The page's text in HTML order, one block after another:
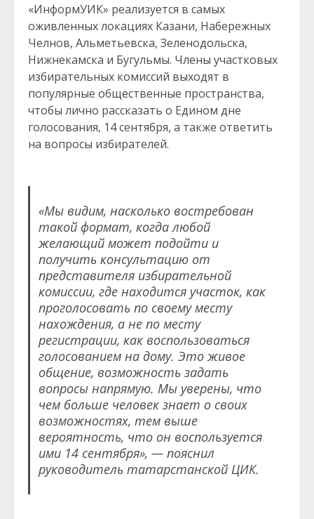
«ИнформУИК» реализуется в самых
оживленных локациях Казани, Набережных
Челнов, Альметьевска, Зеленодольска,
Нижнекамска и Бугульмы. Члены участковых
избирательных комиссий выходят в
популярные общественные пространства,
чтобы лично рассказать о Едином дне
голосования, 14 сентября, а также ответить
на вопросы избирателей.
«Мы видим, насколько востребован
такой формат, когда любой
желающий может подойти и
получить консультацию от
представителя избирательной
комиссии, где находится участок, как
проголосовать по своему месту
нахождения, а не по месту
регистрации, как воспользоваться
голосованием на дому. Это живое
общение, возможность задать
вопросы напрямую. Мы уверены, что
чем больше человек знает о своих
возможностях, тем выше
вероятность, что он воспользуется
ими 14 сентября», — пояснил
руководитель татарстанской ЦИК.